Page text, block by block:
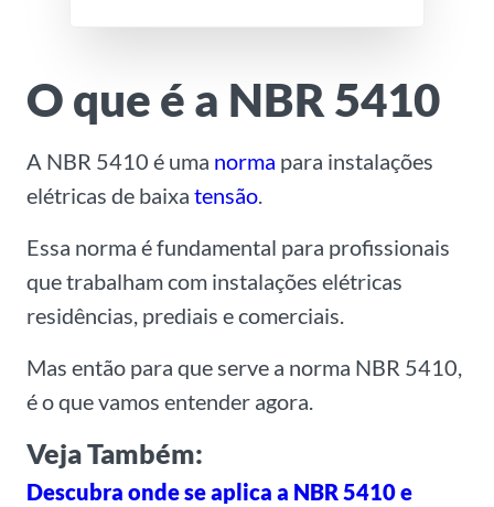
O que é a NBR 5410
A NBR 5410 é uma norma para instalações
elétricas de baixa tensão.
Essa norma é fundamental para profissionais
que trabalham com instalações elétricas
residências, prediais e comerciais.
Mas então para que serve a norma NBR 5410,
é o que vamos entender agora.
Veja Também:
Descubra onde se aplica a NBR 5410 e